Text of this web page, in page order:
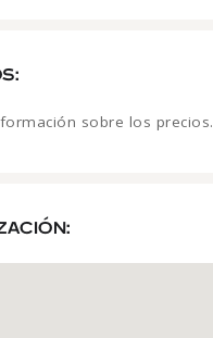
sobre los precios.